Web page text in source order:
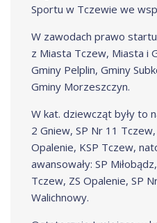
Sportu w Tczewie we
W zawodach prawo
z Miasta Tczew, Miasta i
Gminy Pelplin, Gminy
Gminy Morzeszczyn.
W kat. dziewcząt były to
2 Gniew, SP Nr 11 Tczew,
Opalenie, KSP Tczew,
awansowały: SP
Tczew, ZS Opalenie, SP
Walichnowy.